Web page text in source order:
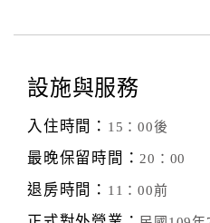
設施與服務
入住時間： 15：00後
最晚保留時間：20：00
退房時間： 11：00前